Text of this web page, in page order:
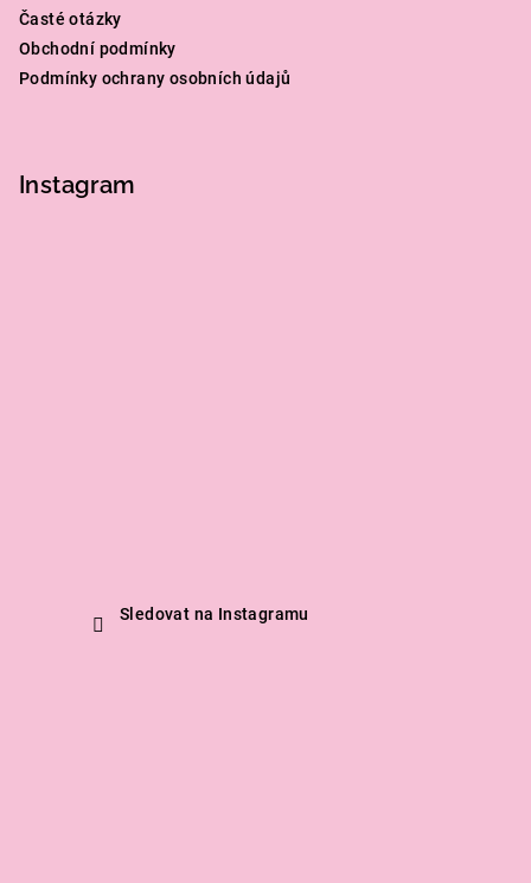
Časté otázky
Obchodní podmínky
Podmínky ochrany osobních údajů
Instagram
Sledovat na Instagramu